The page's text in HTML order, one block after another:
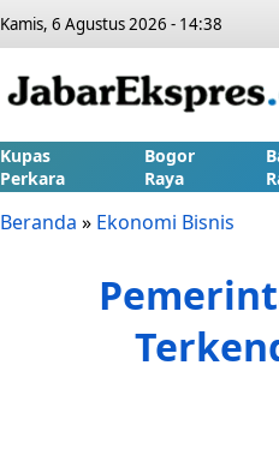
Kamis, 6 Agustus 2026 - 14:38
Kupas
Perkara
Bogor
Raya
Beranda » Ekonomi Bisnis